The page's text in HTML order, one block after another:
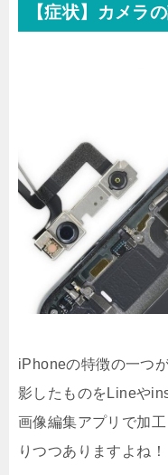
【症状】カメラ
iPhoneの特徴の一つ
影したものをLineや
画像編集アプリで加
りつつありますよね！